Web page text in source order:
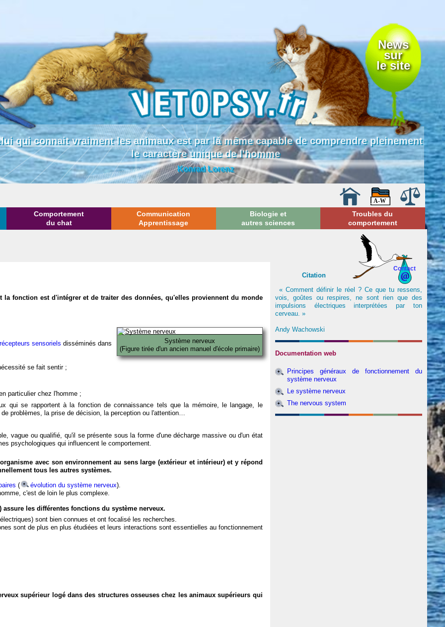
News
sur
le site
qui connait vraiment les animaux est par là même capable de comprendre pleinement
le caractère unique de l'homme
Konrad Lorenz
Comportement
du chat
Communication
Apprentissage
Biologie et
autres sciences
Troubles du
comportement
fonction est d'intégrer et de traiter des données, qu'elles proviennent du monde
Système nerveux
(Figure tirée d'un ancien manuel d'école primaire)
sensoriels disséminés dans
se fait sentir ;
particulier chez l'homme ;
qui se rapportent à la fonction de connaissance tels que la mémoire, le langage, le
problèmes, la prise de décision, la perception ou l'attention…
vague ou qualifié, qu'il se présente sous la forme d'une décharge massive ou d'un état
psychologiques qui influencent le comportement.
avec son environnement au sens large (extérieur et intérieur) et y répond
tous les autres systèmes.
( évolution du système nerveux).
c'est de loin le plus complexe.
) assure les différentes fonctions du système nerveux.
sont bien connues et ont focalisé les recherches.
sont de plus en plus étudiées et leurs interactions sont essentielles au fonctionnement
supérieur logé dans des structures osseuses chez les animaux supérieurs qui
Contact
Citation
« Comment définir le réel ? Ce que tu ressens,
vois, goûtes ou respires, ne sont rien que des
impulsions électriques interprétées par ton
cerveau. »
Andy Wachowski
Documentation web
Principes généraux de fonctionnement du
système nerveux
Le système nerveux
The nervous system